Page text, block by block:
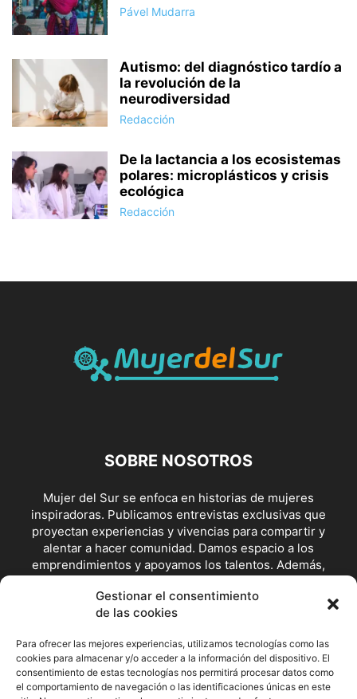
Pável Mudarra
Autismo: del diagnóstico tardío a
la revolución de la
neurodiversidad
Redacción
De la lactancia a los ecosistemas
polares: microplásticos y crisis
ecológica
Redacción
SOBRE NOSOTROS
Mujer del Sur se enfoca en historias de mujeres
inspiradoras. Publicamos entrevistas exclusivas que
proyectan experiencias y vivencias para compartir y
alentar a hacer comunidad. Damos espacio a los
emprendimientos y apoyamos los talentos. Además,
defensoras de los derechos.
SÍGUENOS
Gestionar el consentimiento
de las cookies
Para ofrecer las mejores experiencias, utilizamos tecnologías como las
cookies para almacenar y/o acceder a la información del dispositivo. El
consentimiento de estas tecnologías nos permitirá procesar datos como
el comportamiento de navegación o las identificaciones únicas en este